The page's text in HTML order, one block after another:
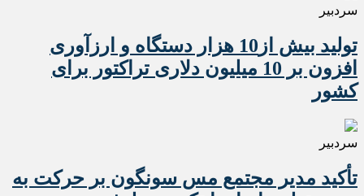
سردبیر
تولید بیش از10 هزار دستگاه و ارزآوری
افزون بر 10 میلیون دلاری تراکتور برای
کشور
سردبیر
تأکید مدیر مجتمع مس سونگون بر حرکت به